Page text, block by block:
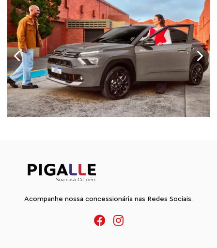
Anterior
Acompanhe nossa concessionária nas Redes Sociais: